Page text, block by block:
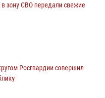
зону СВО передали свежие
подготовке для
Росгвардии совершил